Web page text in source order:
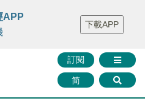
FINMETA 財華證券 媒體矩陣
智庫沙龍
聯絡我們
訂閱
简
APP
下載APP